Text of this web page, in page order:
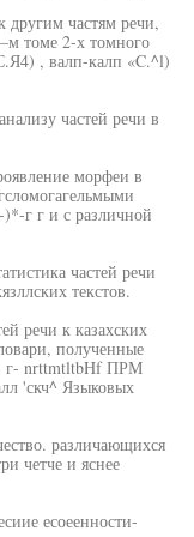
другим частям речи,
томе 2-х томного
, валп-калп «C.^l)
частей речи в
морфеи в
г г и с различной
частей речи
текстов.
речи к казахских
полученные
г- nrttmtltbHf ПРМ
'скч^ Языковых
различающихся
четче и яснее
есоеенности-